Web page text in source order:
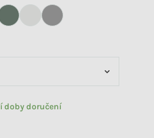
doby doručení